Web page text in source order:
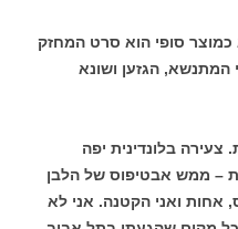
סופי הוא סרט המחזק
הגזען ושונא
בלונדינית יפה
– ממש אבטיפוס של הלבן
אחות ואני הקטנה. אני לא